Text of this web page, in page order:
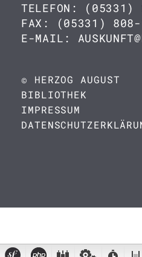
TELEFON: (05331)
FAX: (05331) 808-
E-MAIL:
© HERZOG AUGUST
BIBLIOTHEK
IMPRESSUM